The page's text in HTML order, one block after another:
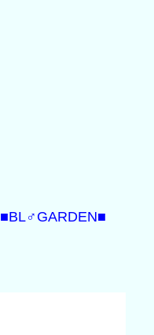
■BL♂GARDEN■